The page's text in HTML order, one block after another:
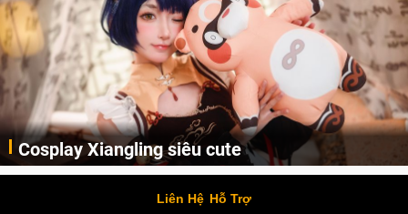
Lala Croft vừa nóng vừa xinh dưới nét vẽ của
AI
Cùng đến với những hình ảnh Lala Croft của Tomb Raider dưới nét vẽ của AI. Một cô nàng xinh đẹp, nóng bỏng nhưng cũng rắn rỏi và mạnh mẽ.
Liên Hệ Hỗ Trợ